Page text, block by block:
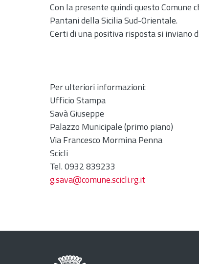
Con la presente quindi questo Comune
Pantani della Sicilia Sud-Orientale.
Certi di una positiva risposta si inviano
Per ulteriori informazioni:
Ufficio Stampa
Savà Giuseppe
Palazzo Municipale (primo piano)
Via Francesco Mormina Penna
Scicli
Tel. 0932 839233
g.sava@comune.scicli.rg.it